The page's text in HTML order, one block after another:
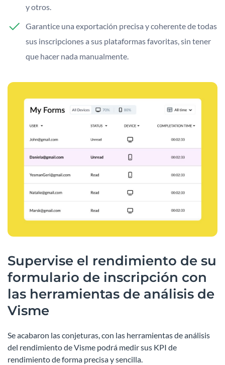
y otros.
Garantice una exportación precisa y coherente de todas
sus inscripciones a sus plataformas favoritas, sin tener
que hacer nada manualmente.
Supervise el rendimiento de su
formulario de inscripción con
las herramientas de análisis de
Visme
Se acabaron las conjeturas, con las herramientas de análisis
del rendimiento de Visme podrá medir sus KPI de
rendimiento de forma precisa y sencilla.